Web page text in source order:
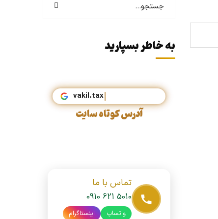
به خاطر بسپارید
vakil.t
آدرس کوتاه سایت
تماس با ما
0910 621 5010
واتساپ اینستاگرام